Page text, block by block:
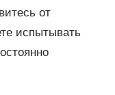
от
испытывать